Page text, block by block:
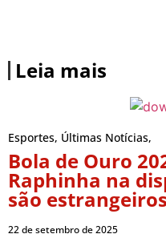
Leia mais
Esportes, Últimas Notícias,
Bola de Ouro
Raphinha na
são
22 de setembro de 2025